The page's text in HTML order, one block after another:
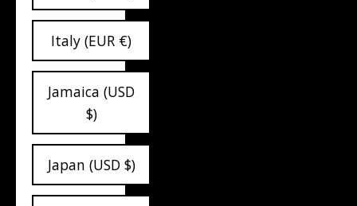
Italy (EUR €)
Jamaica (USD
$)
Japan (USD $)